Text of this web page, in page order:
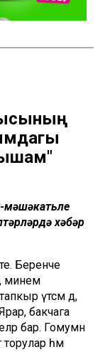
хәбәр
Беренче
минем
үтсәм дә,
бакчага
бар. Гомумән
һәм